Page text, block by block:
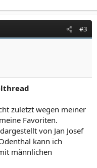
#3
zuletzt wegen meiner
Favoriten.
von Jan Josef
kann ich
männlichen